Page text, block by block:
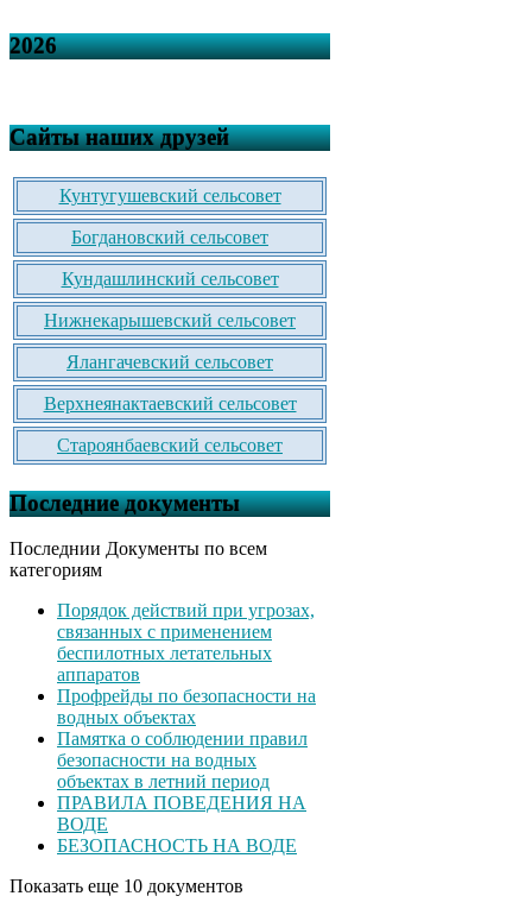
2026
Сайты наших друзей
Кунтугушевский сельсовет
Богдановский сельсовет
Кундашлинский сельсовет
Нижнекарышевский сельсовет
Ялангачевский сельсовет
Верхнеянактаевский сельсовет
Староянбаевский сельсовет
Последние документы
Последнии Документы по всем
категориям
Порядок действий при угрозах,
связанных с применением
беспилотных летательных
аппаратов
Профрейды по безопасности на
водных объектах
Памятка о соблюдении правил
безопасности на водных
объектах в летний период
ПРАВИЛА ПОВЕДЕНИЯ НА
ВОДЕ
БЕЗОПАСНОСТЬ НА ВОДЕ
Показать еще 10 документов